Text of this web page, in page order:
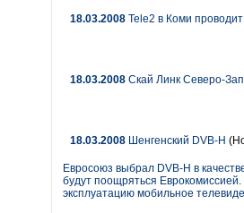
18.03.2008 Tele2 в Коми
18.03.2008 Скай Линк Северо-
18.03.2008 Шенгенский DVB-H
Евросоюз выбрал DVB-H в
будут поощряться
эксплуатацию мобильное